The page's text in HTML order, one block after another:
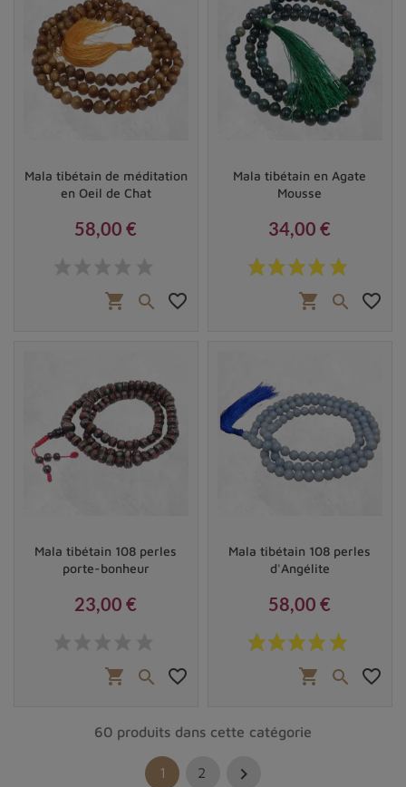
Mala tibétain de méditation
en Oeil de Chat
58,00 €
shopping_cart  favorite_border
Mala tibétain en Agate
Mousse
Prix
34,00 €
shopping_cart  favorite_border
Mala tibétain 108 perles
porte-bonheur
23,00 €
shopping_cart  favorite_border
Mala tibétain 108 perles
d'Angélite
Prix
58,00 €
shopping_cart  favorite_border
60 produits dans cette catégorie
1 2 